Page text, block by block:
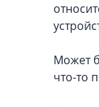
Может
что-то